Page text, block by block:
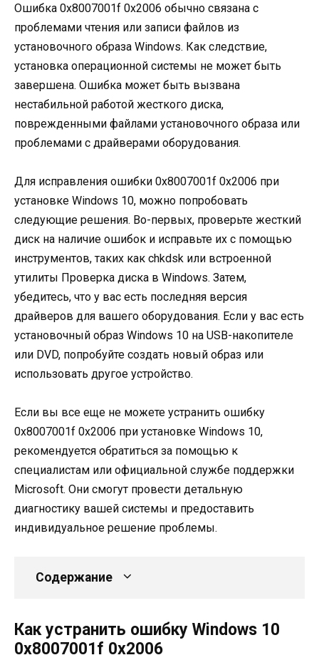
Ошибка 0x8007001f 0x2006 обычно связана с
проблемами чтения или записи файлов из
установочного образа Windows. Как следствие,
установка операционной системы не может быть
завершена. Ошибка может быть вызвана
нестабильной работой жесткого диска,
поврежденными файлами установочного образа или
проблемами с драйверами оборудования.
Для исправления ошибки 0x8007001f 0x2006 при
установке Windows 10, можно попробовать
следующие решения. Во-первых, проверьте жесткий
диск на наличие ошибок и исправьте их с помощью
инструментов, таких как chkdsk или встроенной
утилиты Проверка диска в Windows. Затем,
убедитесь, что у вас есть последняя версия
драйверов для вашего оборудования. Если у вас есть
установочный образ Windows 10 на USB-накопителе
или DVD, попробуйте создать новый образ или
использовать другое устройство.
Если вы все еще не можете устранить ошибку
0x8007001f 0x2006 при установке Windows 10,
рекомендуется обратиться за помощью к
специалистам или официальной службе поддержки
Microsoft. Они смогут провести детальную
диагностику вашей системы и предоставить
индивидуальное решение проблемы.
Содержание
Как устранить ошибку Windows 10
0x8007001f 0x2006